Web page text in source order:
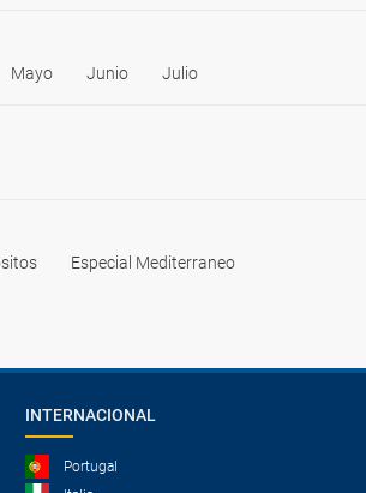
Mayo Junio Julio
Especial Mediterraneo
INTERNACIONAL
Portugal